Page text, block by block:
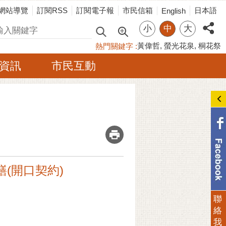
站導覽 訂閱RSS 訂閱電子報 市民信箱 English 日本語
小 中 大
熱門關鍵字 黃偉哲 螢光花泉 桐花祭
訊 市民互動
_
(開口契約)
聯
絡
我